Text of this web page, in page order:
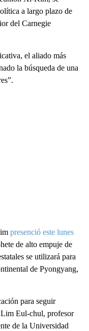
a largo plazo de
del Carnegie
el aliado más
la búsqueda de una
presenció este lunes
de alto empuje de
se utilizará para
de Pyongyang,
para seguir
Lim Eul-chul, profesor
de la Universidad